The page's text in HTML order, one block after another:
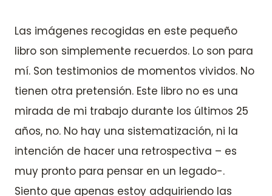
Las imágenes recogidas en este pequeño
libro son simplemente recuerdos. Lo son para
mí. Son testimonios de momentos vividos. No
tienen otra pretensión. Este libro no es una
mirada de mi trabajo durante los últimos 25
años, no. No hay una sistematización, ni la
intención de hacer una retrospectiva – es
muy pronto para pensar en un legado-.
Siento que apenas estoy adquiriendo las